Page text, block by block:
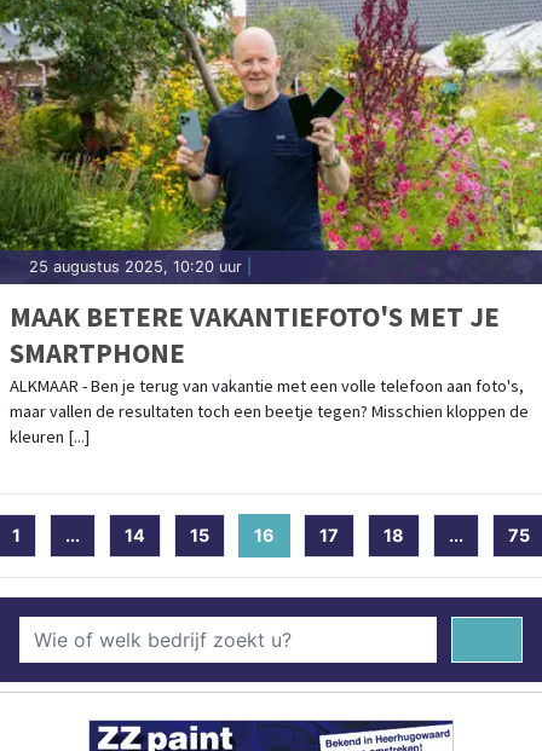
25 augustus 2025, 10:20 uur
MAAK BETERE VAKANTIEFOTO'S MET JE
SMARTPHONE
ALKMAAR - Ben je terug van vakantie met een volle telefoon aan foto's,
maar vallen de resultaten toch een beetje tegen? Misschien kloppen de
kleuren [...]
1 ... 14 15 16 (current)
17 18 ... 75